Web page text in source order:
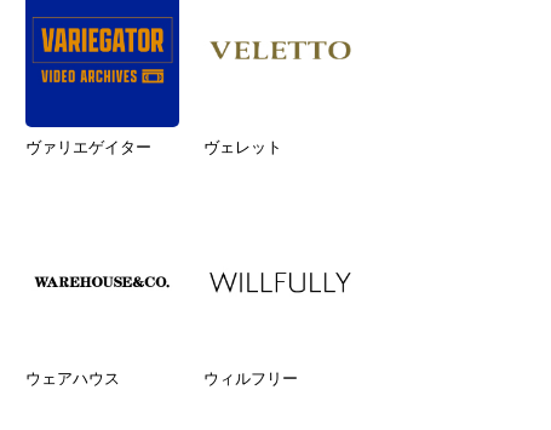
ヴァリエゲイター ヴェレット
ウェアハウス ウィルフリー